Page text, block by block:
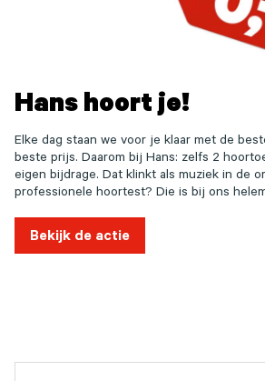
Hans hoort je!
Elke dag staan we voor je klaar met de
beste prijs. Daarom bij Hans: zelfs 2
eigen bijdrage. Dat klinkt als muziek in de
professionele hoortest? Die is bij ons
Bekijk de actie